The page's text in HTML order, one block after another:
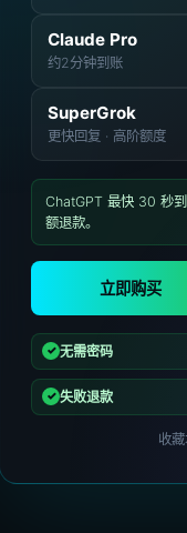
Claude Pro
约2分钟到账
SuperGrok
更快回复 · 高阶额度
ChatGPT 最快 30 秒
额退款。
立即购买
无需密码
失败退款
收